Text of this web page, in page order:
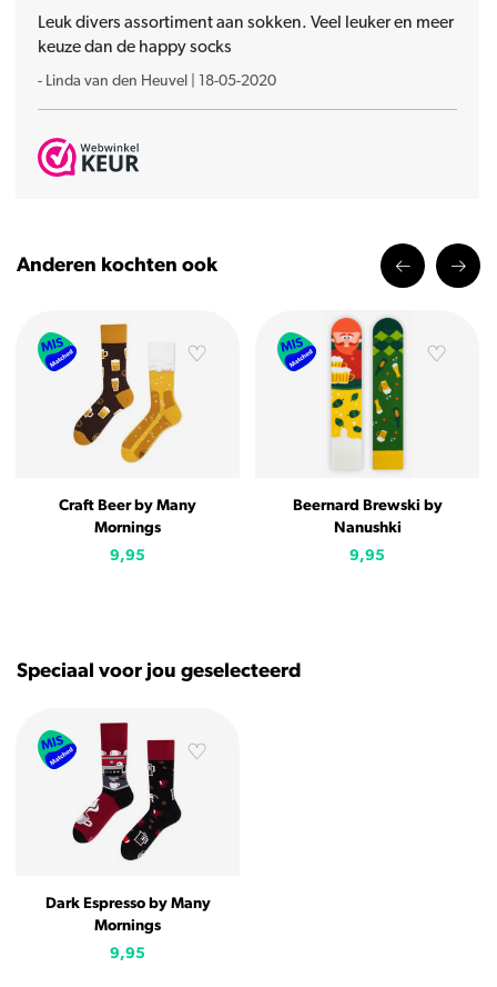
Leuk divers assortiment aan sokken. Veel leuker en meer
keuze dan de happy socks
- Linda van den Heuvel 18-05-2020
Anderen kochten ook
Craft Beer by Many
Mornings
9,95
Beernard Brewski by
Nanushki
9,95
Speciaal voor jou geselecteerd
Dark Espresso by Many
Mornings
9,95